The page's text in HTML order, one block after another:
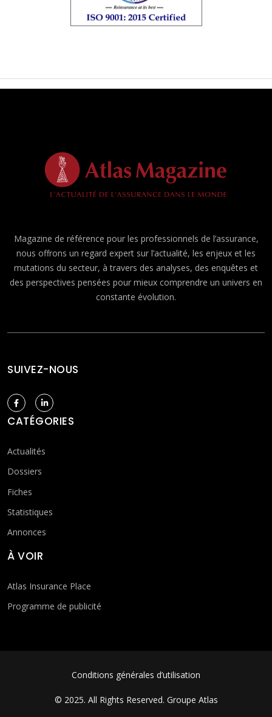
Magazine de référence pour les professionnels de l’assurance,
nous offrons un regard expert sur l’actualité, les enjeux et les
mutations du secteur, à travers des analyses, des enquêtes et
des perspectives pensées pour mieux comprendre un univers en
constante évolution.
SUIVEZ-NOUS
CATÉGORIES
Actualités
Dossiers
Fiches
Statistiques
Annonces
À VOIR
Atlas Insurance Place
Programme de publicité
FOOTER MENUConditions générales d’utilisation
© 2025. All Rights Reserved. Groupe Atlas